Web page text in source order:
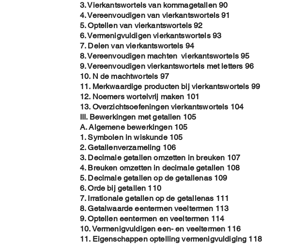
3. Vierkantswortels van kommagetallen 90
4. Vereenvoudigen van vierkantswortels 91
5. Optellen van vierkantswortels 92
6. Vermenigvuldigen vierkantswortels 93
7. Delen van vierkantswortels 94
8. Vereenvoudigen machten vierkantswortels 95
9. Vereenvoudigen vierkantswortels met letters 96
10. N de machtwortels 97
11. Merkwaardige producten bij vierkantswortels 99
12. Noemers wortelvrij maken 101
13. Overzichtsoefeningen vierkantswortels 104
III. Bewerkingen met getallen 105
A. Algemene bewerkingen 105
1. Symbolen in wiskunde 105
2. Getallenverzameling 106
3. Decimale getallen omzetten in breuken 107
4. Breuken omzetten in decimale getallen 108
5. Decimale getallen op de getallenas 109
6. Orde bij getallen 110
7. Irrationale getallen op de getallenas 111
8. Getalwaarde eentermen veeltermen 113
9. Optellen eentermen en veeltermen 114
10. Vermenigvuldigen een- en veeltermen 116
11. Eigenschappen optelling vermenigvuldiging 118